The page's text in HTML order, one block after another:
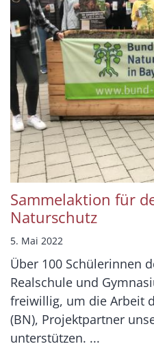
Sammelaktion für
Naturschutz
5. Mai 2022
Über 100 Schülerinnen
Realschule und
freiwillig, um die Arbeit
(BN), Projektpartner
unterstützen. ...